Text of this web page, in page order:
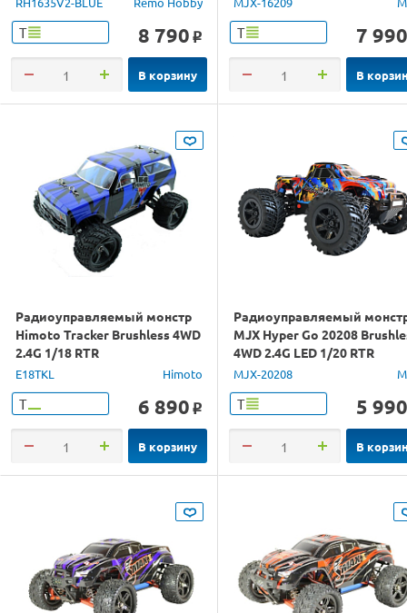
Т 8 790 o
В корзину
Т 7 990
В
Радиоуправляемый монстр
Himoto Tracker Brushless 4WD
2.4G 1/18 RTR
E18TKL Himoto
Т 6 890 o
В корзину
Радиоуправляемый
MJX Hyper Go 20208
4WD 2.4G LED 1/20 RTR
MJX-20208
Т 5 990
В